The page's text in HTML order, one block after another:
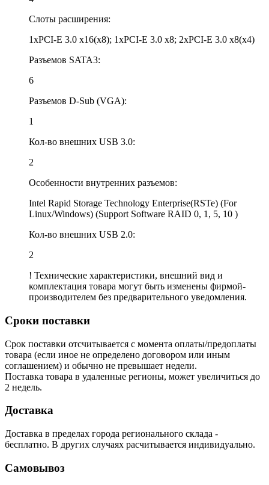
Слоты расширения:
1xPCI-E 3.0 x16(x8); 1xPCI-E 3.0 x8; 2xPCI-E 3.0 x8(x4)
Разъемов SATA3:
6
Разъемов D-Sub (VGA):
1
Кол-во внешних USB 3.0:
2
Особенности внутренних разъемов:
Intel Rapid Storage Technology Enterprise(RSTe) (For
Linux/Windows) (Support Software RAID 0, 1, 5, 10 )
Кол-во внешних USB 2.0:
2
! Технические характеристики, внешний вид и
комплектация товара могут быть изменены фирмой-
производителем без предварительного уведомления.
Сроки поставки
Срок поставки отсчитывается с момента оплаты/предоплаты
товара (если иное не определено договором или иным
соглашением) и обычно не превышает недели.
Поставка товара в удаленные регионы, может увеличиться до
2 недель.
Доставка
Доставка в пределах города регионального склада -
бесплатно. В других случаях расчитывается индивидуально.
Самовывоз